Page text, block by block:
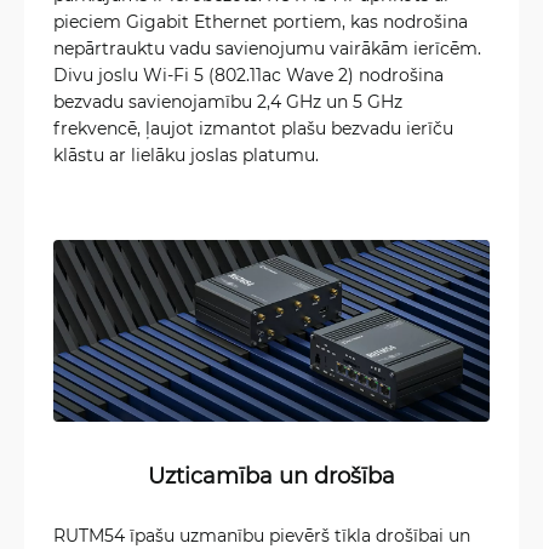
pieciem Gigabit Ethernet portiem, kas nodrošina
nepārtrauktu vadu savienojumu vairākām ierīcēm.
Divu joslu Wi-Fi 5 (802.11ac Wave 2) nodrošina
bezvadu savienojamību 2,4 GHz un 5 GHz
frekvencē, ļaujot izmantot plašu bezvadu ierīču
klāstu ar lielāku joslas platumu.
Uzticamība un drošība
RUTM54 īpašu uzmanību pievērš tīkla drošībai un